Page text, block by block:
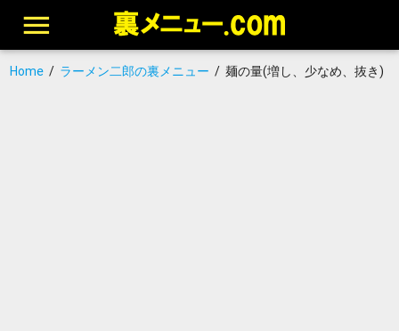
Home/ ラーメン二郎の裏メニュー / 麺の量(増し、少なめ、抜き)